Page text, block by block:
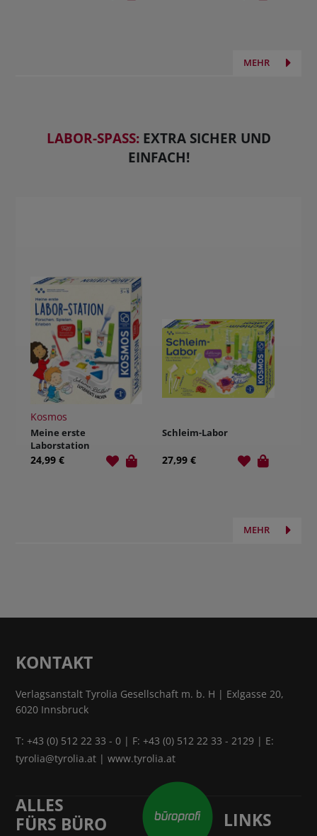
MEHR
LABOR-SPASS: EXTRA SICHER UND
EINFACH!
Kosmos
Meine erste
Laborstation
24,99 €
Schleim-Labor
27,99 €
MEHR
KONTAKT
Verlagsanstalt Tyrolia Gesellschaft m. b. H | Exlgasse 20,
6020 Innsbruck
T:+43 (0) 512 22 33 - 0 | F: +43 (0) 512 22 33 - 2129 | E:
tyrolia@tyrolia.at |www.tyrolia.at
ALLES
FÜRS BÜRO
LINKS